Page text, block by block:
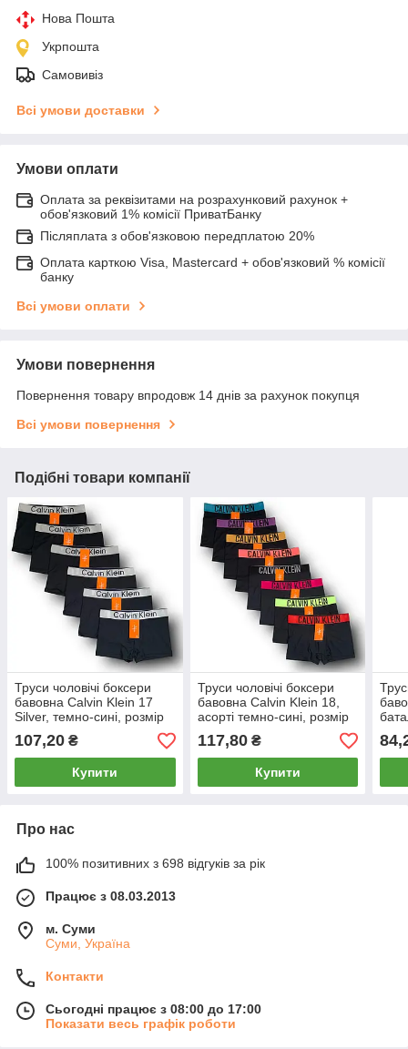
Нова Пошта
Укрпошта
Самовивіз
Всі умови доставки
Умови оплати
Оплата за реквізитами на розрахунковий рахунок +
обов'язковий 1% комісії ПриватБанку
Післяплата з обов'язковою передплатою 20%
Оплата карткою Visa, Mastercard + обов'язковий % комісії
банку
Всі умови оплати
Умови повернення
Повернення товару впродовж 14 днів за рахунок покупця
Всі умови повернення
Подібні товари компанії
Труси чоловічі боксери
бавовна Calvin Klein 17
Silver, темно-сині, розмір
3XL (52-54), 013076
107,20 ₴
Купити
Труси чоловічі боксери
бавовна Calvin Klein 18,
асорті темно-сині, розмір
3XL (52-54), 013084
117,80₴
Купити
Про нас
100% позитивних з 698 відгуків за рік
Працює з 08.03.2013
м. Суми
Суми, Україна
Контакти
Сьогодні працює з 08:00 до 17:00
Показати весь графік роботи